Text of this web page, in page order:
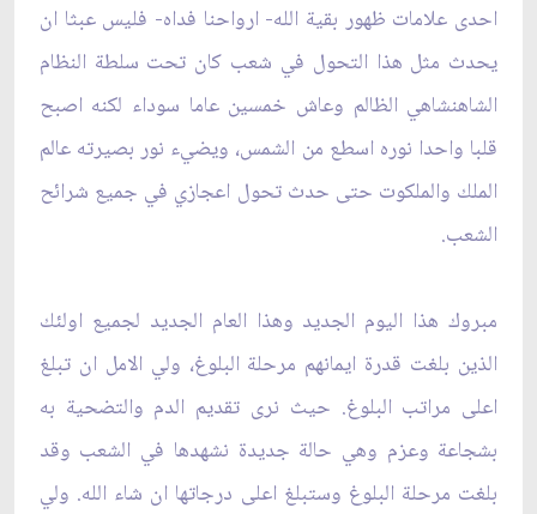
احدى علامات ظهور بقية الله- ارواحنا فداه- فليس عبثا ان
يحدث مثل هذا التحول في شعب كان تحت سلطة النظام
الشاهنشاهي الظالم وعاش خمسين عاما سوداء لكنه اصبح
قلبا واحدا نوره اسطع من الشمس، ويضي‏ء نور بصيرته عالم
الملك والملكوت حتى حدث تحول اعجازي في جميع شرائح
الشعب.
مبروك هذا اليوم الجديد وهذا العام الجديد لجميع اولئك
الذين بلغت قدرة ايمانهم مرحلة البلوغ، ولي الامل ان تبلغ
اعلى مراتب البلوغ. حيث نرى تقديم الدم والتضحية به
بشجاعة وعزم وهي حالة جديدة نشهدها في الشعب وقد
بلغت مرحلة البلوغ وستبلغ اعلى درجاتها ان شاء الله. ولي